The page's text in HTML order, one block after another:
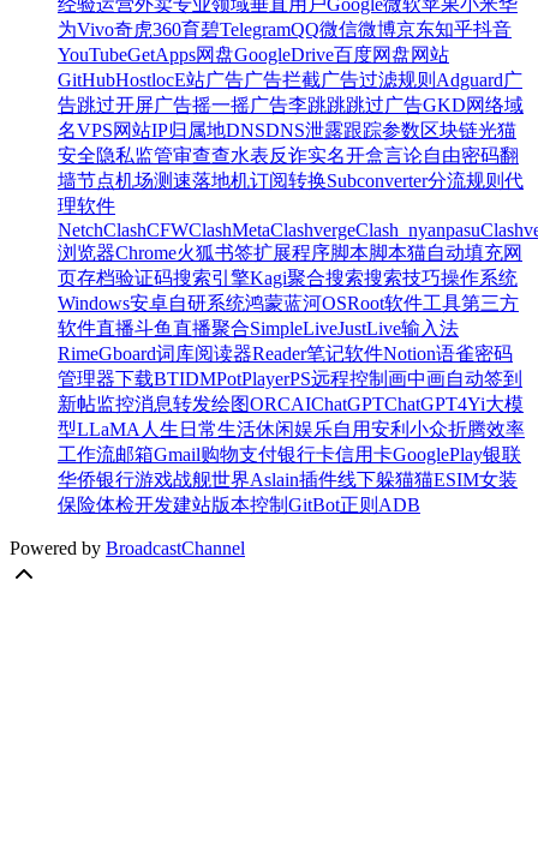
为Vivo奇虎360育碧TelegramQQ微信微博京东知乎抖音
YouTubeGetApps网盘GoogleDrive百度网盘网站
GitHubHostlocE站广告广告拦截广告过滤规则 Adguard广
告跳过开屏广告摇一摇广告李跳跳跳过广告GKD网络域
名VPS网站IP归属地DNSDNS泄露跟踪参数区块链光猫
安全隐私监管审查查水表反诈实名开盒言论自由密码翻
墙节点机场测速落地机订阅转换Subconverter分流规则 代
理软件
NetchClashCFWClashMetaClashvergeClash_nyanpasu
浏览器Chrome火狐书签扩展程序脚本脚本猫自动填充网
页存档验证码搜索引擎Kagi聚合搜索搜索技巧操作系统
Windows安卓自研系统鸿蒙蓝河OSRoot软件工具第三方
软件直播斗鱼直播聚合SimpleLiveJustLive输入法
RimeGboard词库阅读器Reader笔记软件Notion语雀密码
管理器下载BTIDMPotPlayerPS远程控制 画中画自动签到
新帖监控消息转发绘图ORCAIChatGPTChatGPT4Yi大模
型LLaMA 人生 日常生活休闲娱乐自用安利 小众折腾效率
工作流邮箱Gmail购物支付银行卡信用卡GooglePlay银联
华侨银行游戏战舰世界Aslain插件线下躲猫猫ESIM女装
保险体检开发建站版本控制 GitBot正则 ADB
Powered by BroadcastChannel